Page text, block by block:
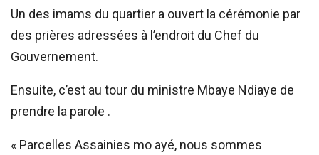
Un des imams du quartier a ouvert la cérémonie par
des prières adressées à l’endroit du Chef du
Gouvernement.
Ensuite, c’est au tour du ministre Mbaye Ndiaye de
prendre la parole .
« Parcelles Assainies mo ayé, nous sommes